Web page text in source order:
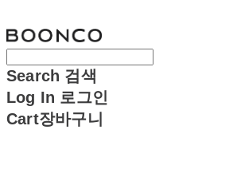
Search 검색
Log In 로그인
Cart장바구니